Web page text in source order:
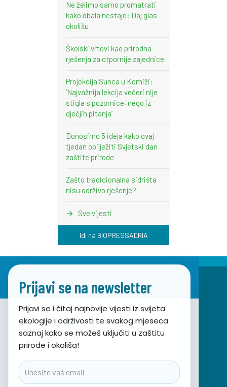
Ne želimo samo promatrati
kako obala nestaje: Daj glas
okolišu
Školski vrtovi kao prirodna
rješenja za otpornije zajednice
Projekcija Sunca u Komiži:
‘Najvažnija lekcija večeri nije
stigla s pozornice, nego iz
dječjih pitanja’
Donosimo 5 ideja kako ovaj
tjedan obilježiti Svjetski dan
zaštite prirode
Zašto tradicionalna sidrišta
nisu održivo rješenje?
Sve vijesti
Idi na BIOPRESSADRIA
Prijavi se na newsletter
Prijavi se i čitaj najnovije vijesti iz svijeta
ekologije i održivosti te svakog mjeseca
saznaj kako se možeš uključiti u zaštitu
prirode i okoliša!
Email
Udruga za prirodu, okoliš i održivi razvoj Sunce
Obala hrvatskog narodnog preporoda 7
21000 Split, Hrvatska
email:info@sunce-st.org